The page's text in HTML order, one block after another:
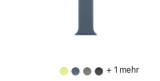
+ 1 mehr